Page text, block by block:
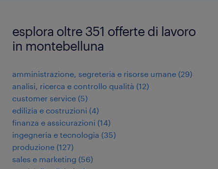
esplora oltre 351 offerte di lavoro
in montebelluna
amministrazione, segreteria e risorse umane (29)
analisi, ricerca e controllo qualità (12)
customer service (5)
edilizia e costruzioni (4)
finanza e assicurazioni (14)
ingegneria e tecnologia (35)
produzione (127)
sales e marketing (56)